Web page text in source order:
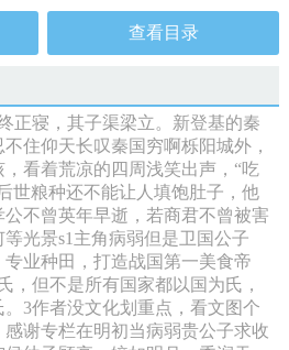
查看目录
正寝，其子渠梁立。新登基的秦
住仰天长叹秦国穷啊栎阳城外，
看着荒凉的四周浅笑出声，“吃
世粮种还不能让人填饱肚子，他
不曾英年早逝，若商君不曾被害
光景s1主角病弱但是卫国公子
专业种田，打造战国第一美食帝
，但不是所有国家都以国为氏，
3作者没文化划重点，看文图个
谢专栏在明初当病弱贵公子求收